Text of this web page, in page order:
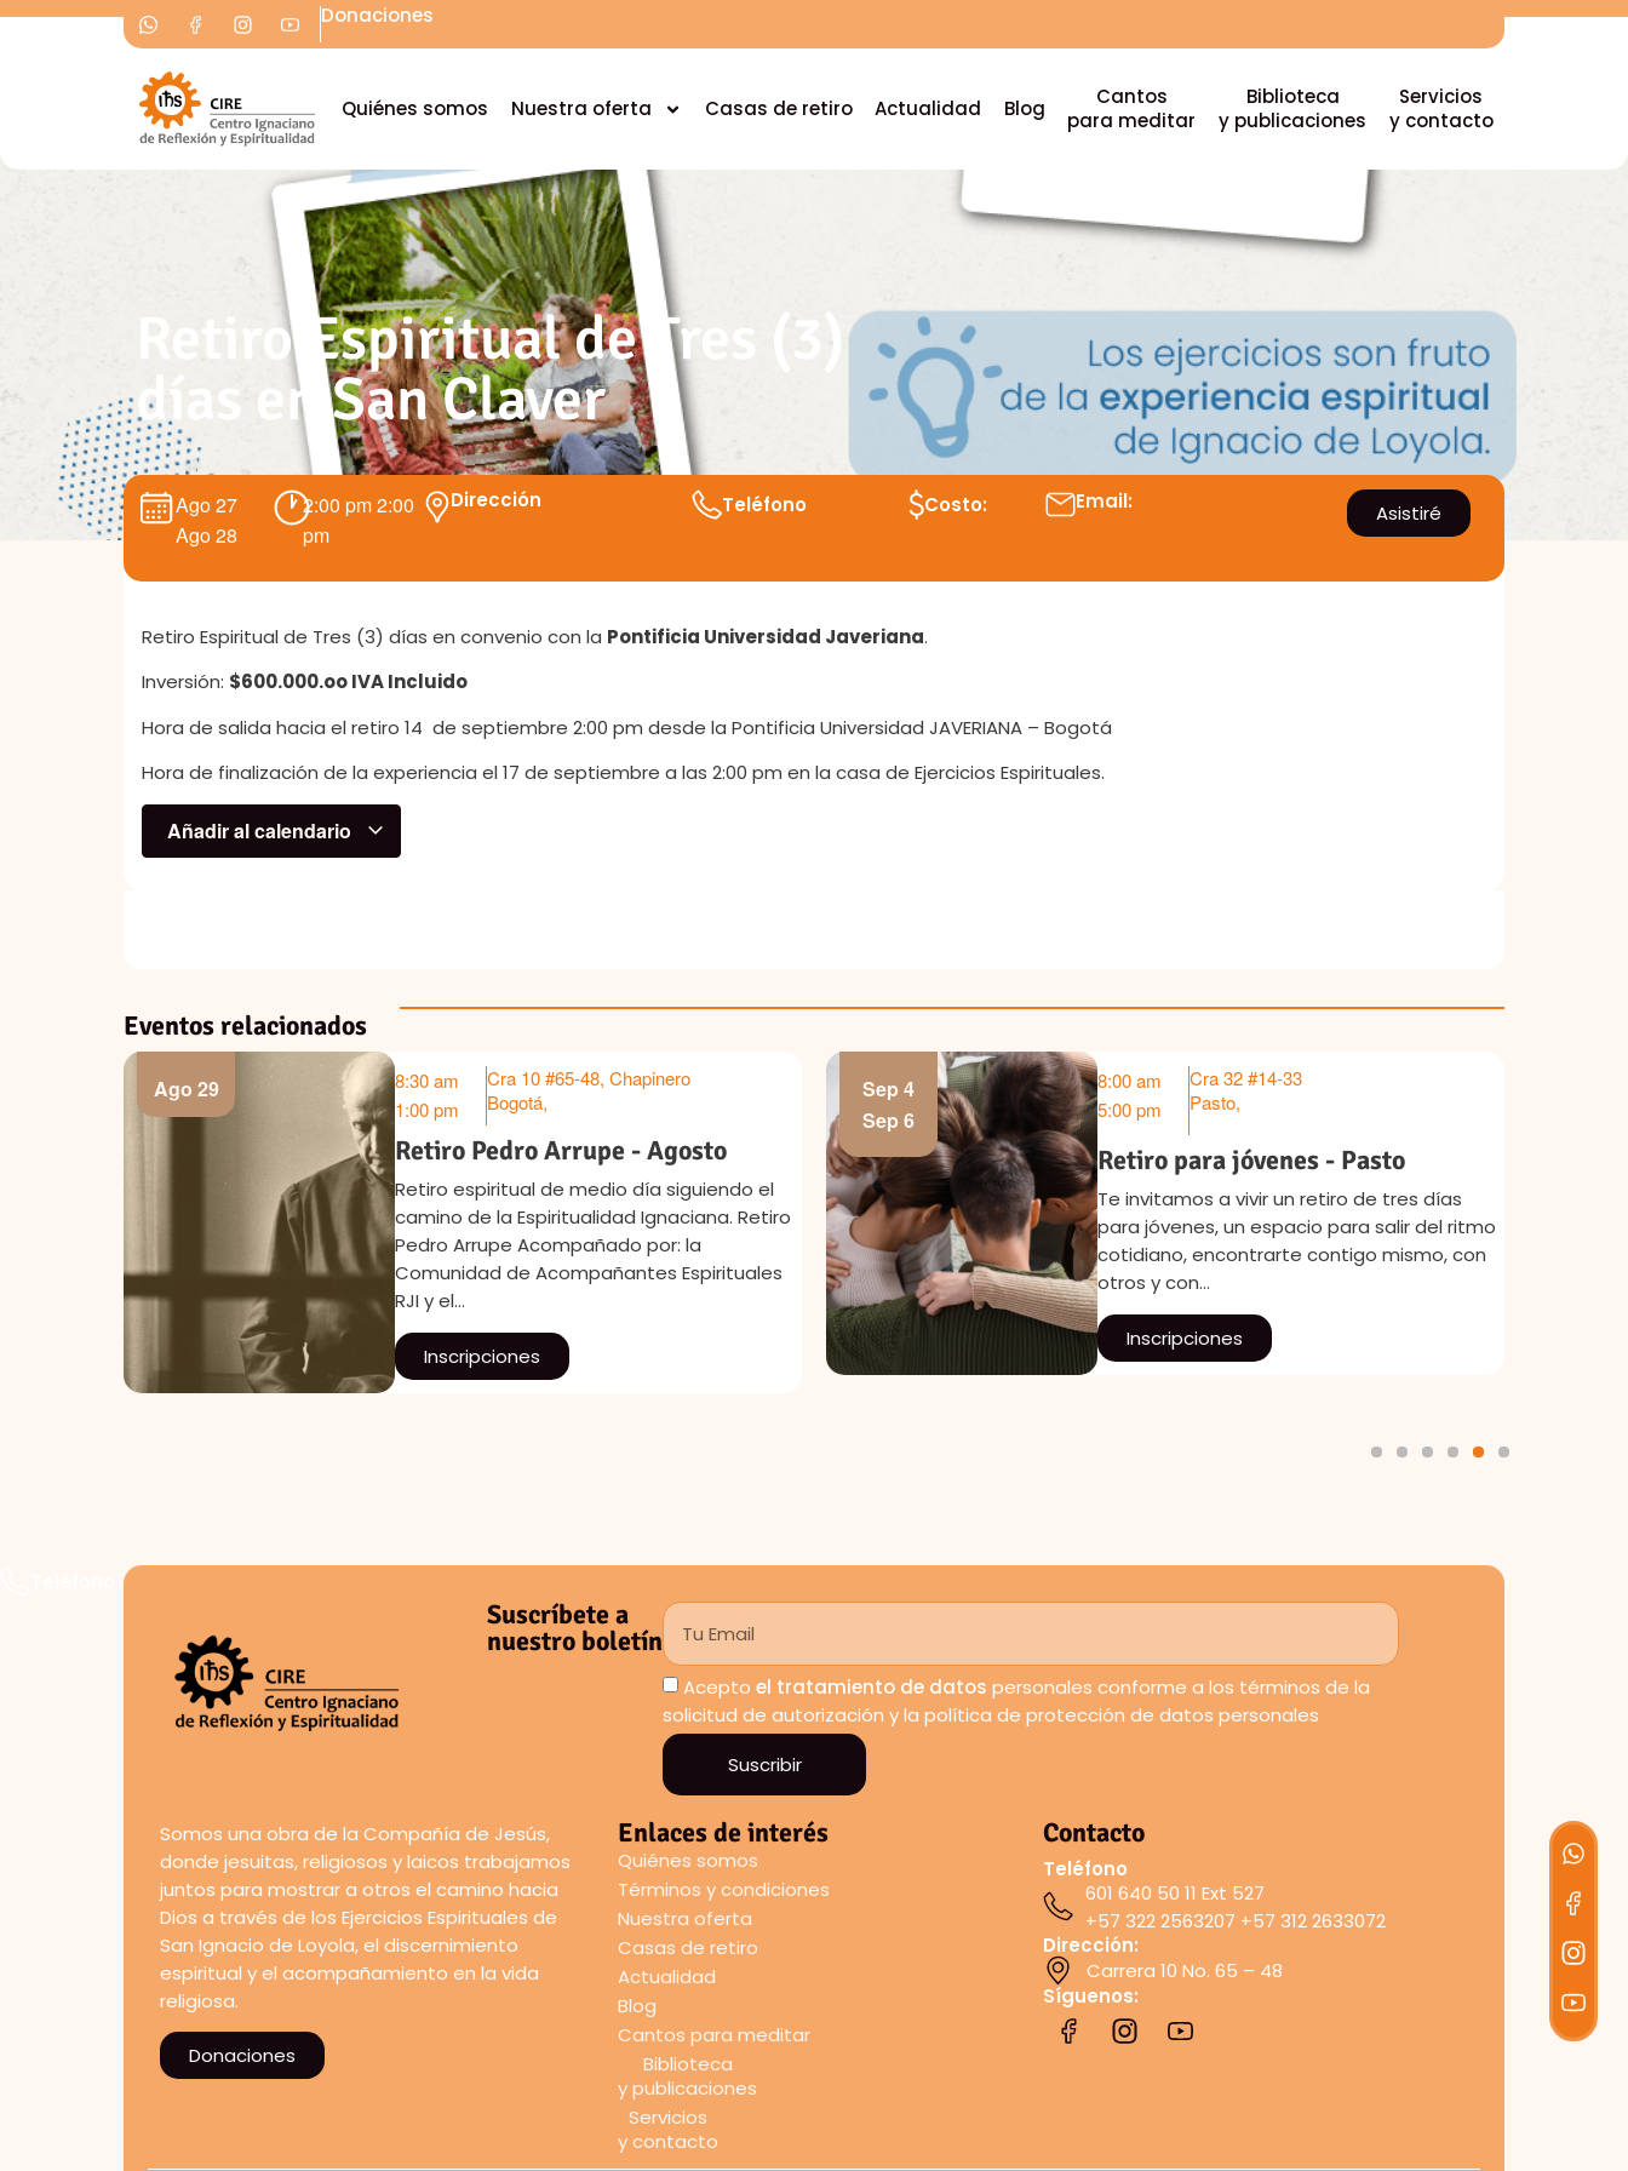
Donaciones
Quiénes somos Nuestra oferta Casas de retiro Actualidad Blog
Cantos
para meditar
Biblioteca
y publicaciones
Servicios
y contacto
Retiro Espiritual de Tres (3)
días en San Claver
Ago 27
Ago 28
2:00 pm2:00
pm
Dirección Teléfono Costo: Email: Asistiré
Retiro Espiritual de Tres (3) días en convenio con la Pontificia Universidad Javeriana.
Inversión: $600.000.oo IVA Incluido
Hora de salida hacia el retiro 14 de septiembre 2:00 pm desde la Pontificia Universidad JAVERIANA – Bogotá
Hora de finalización de la experiencia el 17 de septiembre a las 2:00 pm en la casa de Ejercicios Espirituales.
Añadir al calendario
Eventos relacionados
Ago 29
8:30 am
1:00 pm
Cra 10 #65-48, Chapinero
Bogotá,
Retiro Pedro Arrupe - Agosto
Retiro espiritual de medio día siguiendo el
camino de la Espiritualidad Ignaciana. Retiro
Pedro Arrupe Acompañado por: la
Comunidad de Acompañantes Espirituales
RJI y el…
Inscripciones
Sep 4
Sep 6
8:00 am
5:00 pm
Cra 32 #14-33
Pasto,
Retiro para jóvenes - Pasto
Te invitamos a vivir un retiro de tres días
para jóvenes, un espacio para salir del ritmo
cotidiano, encontrarte contigo mismo, con
otros y con…
Inscripciones
3 4 5 6
Suscríbete a
nuestro boletín
Acepto el tratamiento de datos personales conforme a los términos de la
solicitud de autorización y la política de protección de datos personales
Suscribir
Somos una obra de la Compañía de Jesús,
donde jesuitas, religiosos y laicos trabajamos
juntos para mostrar a otros el camino hacia
Dios a través de los Ejercicios Espirituales de
San Ignacio de Loyola, el discernimiento
espiritual y el acompañamiento en la vida
religiosa.
Donaciones
Enlaces de interés
Quiénes somos
Términos y condiciones
Nuestra oferta
Casas de retiro
Actualidad
Blog
Cantos para meditar
Biblioteca
y publicaciones
Servicios
y contacto
Contacto
Teléfono
601 640 50 11 Ext 527
+57 322 2563207 +57 312 2633072
Dirección:
Carrera 10 No. 65 – 48
Síguenos: